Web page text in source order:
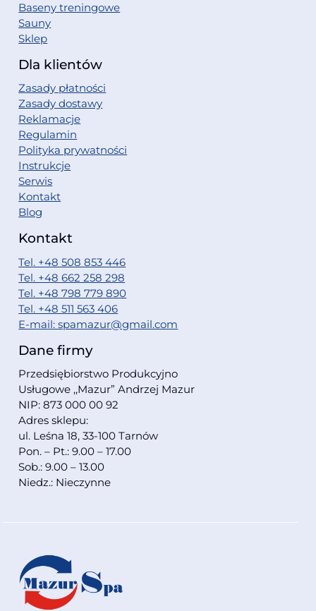
Baseny treningowe
Sauny
Sklep
Dla klientów
Zasady płatności
Zasady dostawy
Reklamacje
Regulamin
Polityka prywatności
Instrukcje
Serwis
Kontakt
Blog
Kontakt
Tel. +48 508 853 446
Tel. +48 662 258 298
Tel. +48 798 779 890
Tel. +48 511 563 406
E-mail: spamazur@gmail.com
Dane firmy
Przedsiębiorstwo Produkcyjno
Usługowe ,,Mazur” Andrzej Mazur
NIP: 873 000 00 92
Adres sklepu:
ul. Leśna 18, 33-100 Tarnów
Pon. – Pt.: 9.00 – 17.00
Sob.: 9.00 – 13.00
Niedz.: Nieczynne